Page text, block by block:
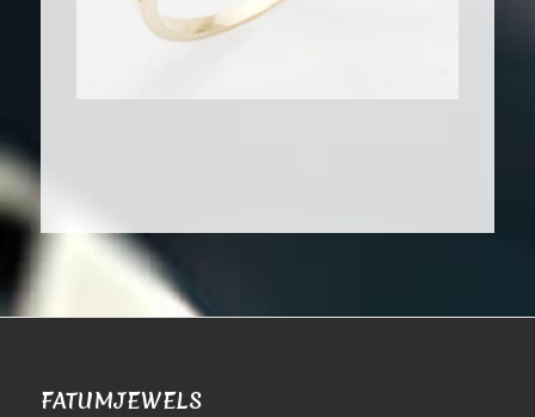
FATUMJEWELS